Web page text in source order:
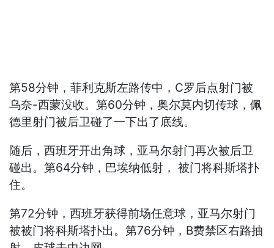
第58分钟，菲利克斯左路传中，C罗后点射门被
乌奈-西蒙没收。第60分钟，奥尔莫内切传球，佩
德里射门被后卫碰了一下出了底线。
随后，西班牙开出角球，亚马尔射门再次被后卫
碰出。第64分钟，巴埃纳低射， 被门将科斯塔扑
住。
第72分钟，西班牙获得前场任意球，亚马尔射门
被被门将科斯塔扑出。第76分钟，B费禁区右路抽